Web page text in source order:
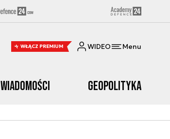
WŁĄCZ PREMIUM WIDEO Menu
Wiadomości Geopolityka